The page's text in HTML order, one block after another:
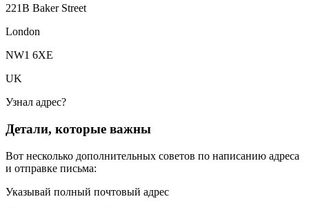
221B Baker Street
London
NW1 6XE
UK
Узнал адрес?
Детали, которые важны
Вот несколько дополнительных советов по написанию адреса
и отправке письма:
Указывай полный почтовый адрес